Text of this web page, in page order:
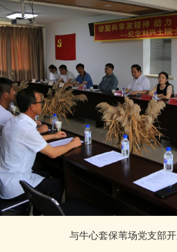
与牛心套保苇场党支部